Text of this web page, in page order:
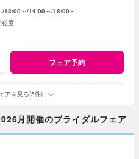
13:00～ 14:00～ 18:00～
程度
フェア予約
アを見る(5件)
月開催のブライダルフェア